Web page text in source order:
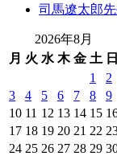
司馬遼太郎
2026年8月
月 火 水 木 金 土 日
1
2
3
4 5 6 7 8
9
10 11 12 13 14 15
17 18 19 20 21 22
24 25 26 27 28 29